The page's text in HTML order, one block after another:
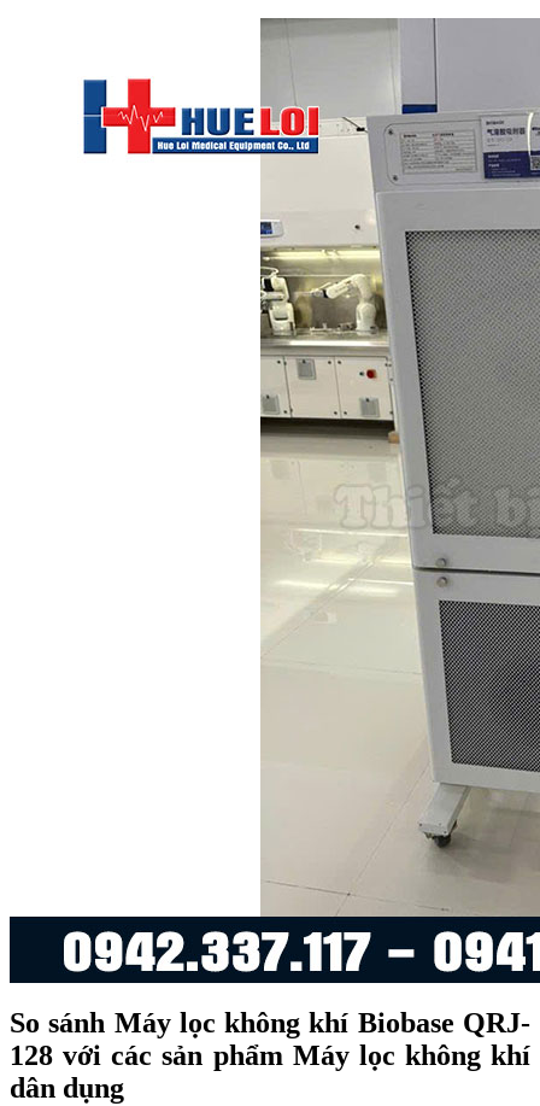
So sánh Máy lọc không khí Biobase QRJ-
128 với các sản phẩm Máy lọc không khí
dân dụng